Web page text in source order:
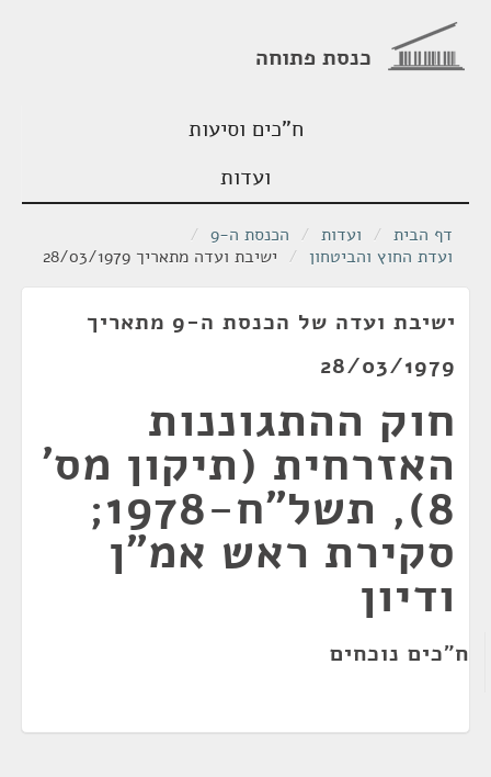
כנסת פתוחה
ח"כים וסיעות
ועדות
דף הבית / ועדות / הכנסת ה-9
/
ועדת החוץ והביטחון / ישיבת ועדה מתאריך 28/03/1979
ישיבת ועדה של הכנסת ה-9 מתאריך
28/03/1979
חוק ההתגוננות
האזרחית (תיקון מס'
8), תשל"ח-1978;
סקירת ראש אמ"ן
ודיון
ח"כים נוכחים